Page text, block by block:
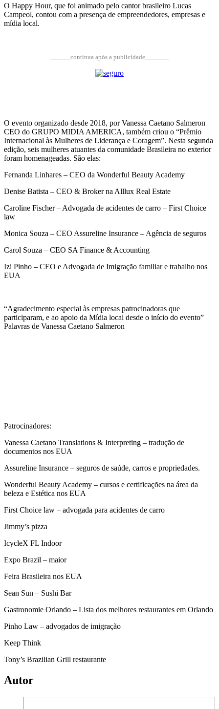
O Happy Hour, que foi animado pelo cantor brasileiro Lucas
Campeol, contou com a presença de empreendedores, empresas e
mídia local.
______continua após a publicidade_______
O evento organizado desde 2018, por Vanessa Caetano Salmeron
CEO do GRUPO MIDIA AMERICA, também criou o “Prêmio
Internacional às Mulheres de Liderança e Coragem”. Nesta segunda
edição, seis mulheres atuantes da comunidade Brasileira no exterior
foram homenageadas. São elas:
Fernanda Linhares – CEO da Wonderful Beauty Academy
Denise Batista – CEO & Broker na Alllux Real Estate
Caroline Fischer – Advogada de acidentes de carro – First Choice
law
Monica Souza – CEO Assureline Insurance – Agência de seguros
Carol Souza – CEO SA Finance & Accounting
Izi Pinho – CEO e Advogada de Imigração familiar e trabalho nos
EUA
“Agradecimento especial às empresas patrocinadoras que
participaram, e ao apoio da Mídia local desde o início do evento”
Palavras de Vanessa Caetano Salmeron
Patrocinadores:
Vanessa Caetano Translations & Interpreting – tradução de
documentos nos EUA
Assureline Insurance – seguros de saúde, carros e propriedades.
Wonderful Beauty Academy – cursos e certificações na área da
beleza e Estética nos EUA
First Choice law – advogada para acidentes de carro
Jimmy’s pizza
IcycleX FL Indoor
Expo Brazil – maior
Feira Brasileira nos EUA
Sean Sun – Sushi Bar
Gastronomie Orlando – Lista dos melhores restaurantes em Orlando
Pinho Law – advogados de imigração
Keep Think
Tony’s Brazilian Grill restaurante
Autor